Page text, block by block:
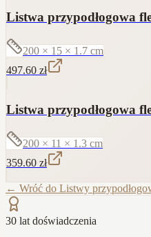
Listwa przypodłogowa
200 × 15 × 1.7 cm
497.60 zł
Listwa przypodłogowa
200 × 11 × 1.3 cm
359.60 zł
← Wróć do Listwy
30 lat doświadczenia